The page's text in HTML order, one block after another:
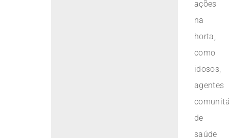
ações
na
horta,
como
idosos,
agentes
de
saúde